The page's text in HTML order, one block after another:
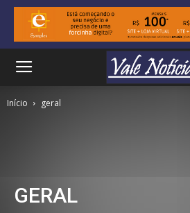
Início geral
GERAL